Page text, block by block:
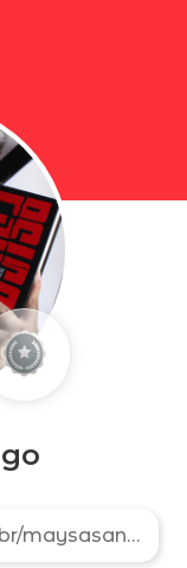
https://www.saifers.com.br/maysasantiago